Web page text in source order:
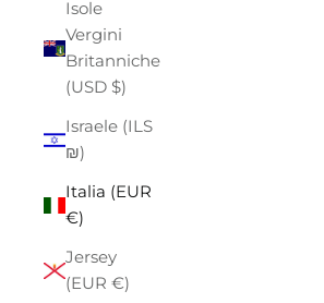
Isole
Vergini
Britanniche
(USD $)
Israele (ILS
₪)
Italia (EUR
€)
Jersey
(EUR €)